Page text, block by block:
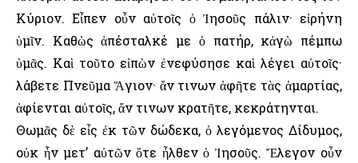
Κύριον. Εἶπεν οὖν αὐτοῖς ὁ Ἰησοῦς πάλιν· εἰρήνη
ὑμῖν. Καθὼς ἀπέσταλκέ με ὁ πατήρ, κἀγὼ πέμπω
ὑμᾶς. Καὶ τοῦτο εἰπὼν ἐνεφύσησε καὶ λέγει αὐτοῖς·
λάβετε Πνεῦμα Ἅγιον· ἄν τινων ἀφῆτε τὰς ἁμαρτίας,
ἀφίενται αὐτοῖς, ἄν τινων κρατῆτε, κεκράτηνται.
Θωμᾶς δὲ εἷς ἐκ τῶν δώδεκα, ὁ λεγόμενος Δίδυμος,
οὐκ ἦν μετ’ αὐτῶν ὅτε ἦλθεν ὁ Ἰησοῦς. Ἔλεγον οὖν